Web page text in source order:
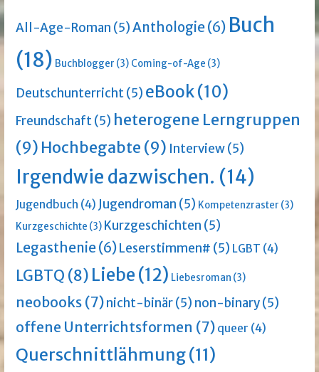
All-Age-Roman (5)Anthologie(6) Buch
(18) Buchblogger (3) Coming-of-Age (3)
Deutschunterricht(5) eBook(10)
Freundschaft(5) heterogene Lerngruppen
(9) Hochbegabte (9) Interview(5)
Irgendwie dazwischen. (14)
Jugendbuch (4) Jugendroman (5) Kompetenzraster (3)
Kurzgeschichte (3) Kurzgeschichten (5)
Legasthenie(6)Leserstimmen# (5) LGBT (4)
LGBTQ (8) Liebe(12) Liebesroman (3)
neobooks (7)nicht-binär(5) non-binary(5)
offene Unterrichtsformen (7) queer (4)
Querschnittlähmung(11)